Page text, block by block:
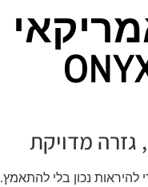
גזרה מדויקת
להיראות נכון בלי להתאמץ.